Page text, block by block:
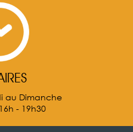
au Dimanche
- 19h30